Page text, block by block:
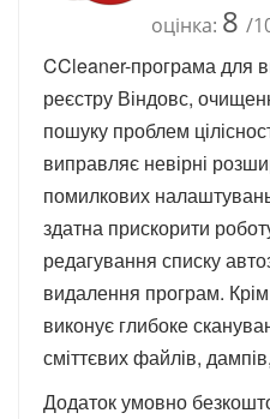
оцінка: 8 /
CCleaner-програма для
реєстру Віндовс,
пошуку проблем
виправляє невірні
помилкових
здатна прискорити
редагування списку
видалення програм.
виконує глибоке
сміттєвих файлів,
Додаток умовно